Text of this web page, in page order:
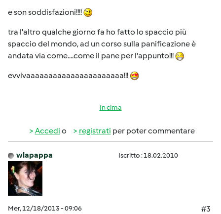
e son soddisfazioni!!!!
tra l'altro qualche giorno fa ho fatto lo spaccio più
spaccio del mondo, ad un corso sulla panificazione è
andata via come....come il pane per l'appunto!!!
evvivaaaaaaaaaaaaaaaaaaaaaa!!!
In cima
Accedi o registrati per poter commentare
wlapappa Iscritto : 18.02.2010
Mer, 12/18/2013 - 09:06
#3